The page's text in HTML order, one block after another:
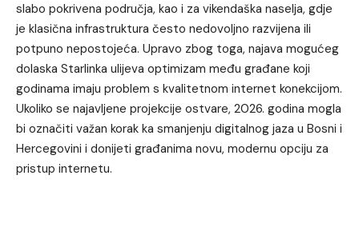
slabo pokrivena područja, kao i za vikendaška naselja, gdje
je klasična infrastruktura često nedovoljno razvijena ili
potpuno nepostojeća. Upravo zbog toga, najava mogućeg
dolaska Starlinka ulijeva optimizam među građane koji
godinama imaju problem s kvalitetnom internet konekcijom.
Ukoliko se najavljene projekcije ostvare, 2026. godina mogla
bi označiti važan korak ka smanjenju digitalnog jaza u Bosni i
Hercegovini i donijeti građanima novu, modernu opciju za
pristup internetu.